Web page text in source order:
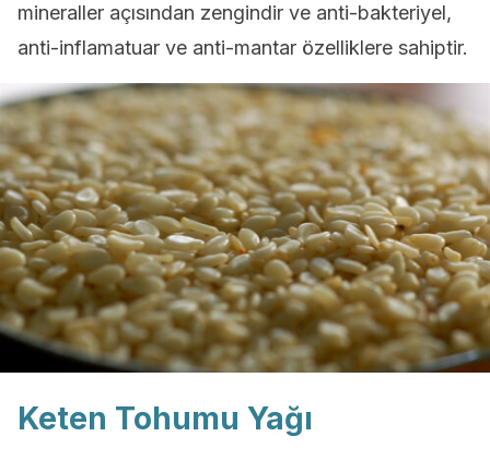
mineraller açısından zengindir ve anti-bakteriyel,
anti-inflamatuar ve anti-mantar özelliklere sahiptir.
Keten Tohumu Yağı